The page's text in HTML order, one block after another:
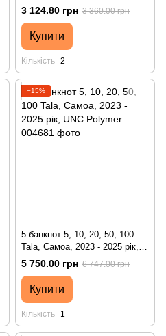
3 124.80 грн 3 360.00 грн
Купити
Кількість 2
−15%
5 банкнот 5, 10, 20, 50, 100
Tala, Самоа, 2023 - 2025 рік,
UNC Polymer
5 750.00 грн 6 747.00 грн
Купити
Кількість 1